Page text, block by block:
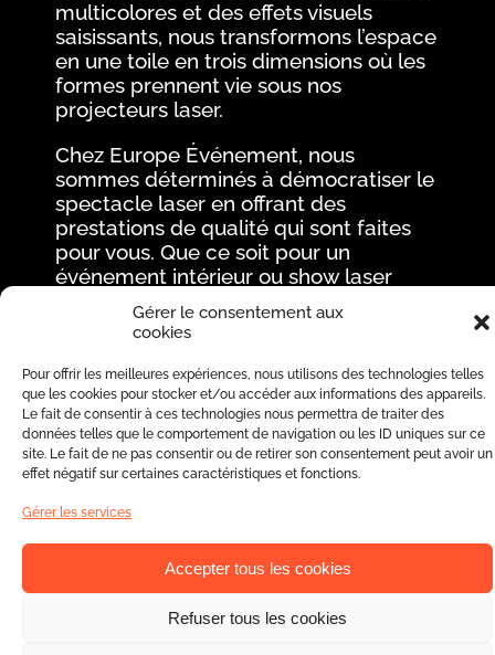
Gérer le consentement aux
cookies
Pour offrir les meilleures expériences, nous utilisons des technologies telles
que les cookies pour stocker et/ou accéder aux informations des appareils.
Le fait de consentir à ces technologies nous permettra de traiter des
données telles que le comportement de navigation ou les ID uniques sur ce
site. Le fait de ne pas consentir ou de retirer son consentement peut avoir un
effet négatif sur certaines caractéristiques et fonctions.
Gérer les services
Accepter tous les cookies
Refuser tous les cookies
multicolores et des effets visuels
saisissants, nous transformons l’espace
en une toile en trois dimensions où les
formes prennent vie sous nos
projecteurs laser.
Chez Europe Événement, nous
sommes déterminés à démocratiser le
spectacle laser en offrant des
prestations de qualité qui sont faites
pour vous. Que ce soit pour un
événement intérieur ou show laser
extérieur, nos spectacles de mapping
laser sont conçus pour créer des
inoubliables.
Nous sommes déterminés à
concrétiser vos idées les plus
audacieuses en utilisant notre
innovantes. Confiez-nous la
concrétisation de votre spectacle, et
nous transformerons votre événement
en un spectacle laser mémorable et